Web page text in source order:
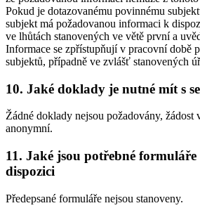
Pokud je dotazovanému povinnému
subjekt má požadovanou informaci k
ve lhůtách stanovených ve větě první a
Informace se zpřístupňují v pracovní době
subjektů, případně ve zvlášť stanovených
10. Jaké doklady je nutné mít s
Žádné doklady nejsou požadovány, žádost
anonymní.
11. Jaké jsou potřebné
dispozici
Předepsané formuláře nejsou stanoveny.